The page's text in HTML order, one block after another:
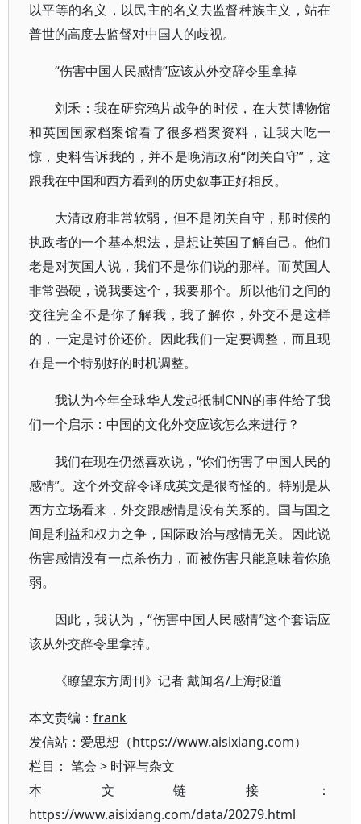
以平等的名义，以民主的名义去监督种族主义，站在
普世的高度去监督对中国人的歧视。
“伤害中国人民感情”应该从外交辞令里拿掉
刘禾：我在研究鸦片战争的时候，在大英博物馆
和英国国家档案馆看了很多档案资料，让我大吃一
惊，史料告诉我的，并不是晚清政府“闭关自守”，这
跟我在中国和西方看到的历史叙事正好相反。
大清政府非常软弱，但不是闭关自守，那时候的
执政者的一个基本想法，是想让英国了解自己。他们
老是对英国人说，我们不是你们说的那样。而英国人
非常强硬，说我要这个，我要那个。所以他们之间的
交往完全不是你了解我，我了解你，外交不是这样
的，一定是讨价还价。因此我们一定要调整，而且现
在是一个特别好的时机调整。
我认为今年全球华人发起抵制CNN的事件给了我
们一个启示：中国的文化外交应该怎么来进行？
我们在现在仍然喜欢说，“你们伤害了中国人民的
感情”。这个外交辞令译成英文是很奇怪的。特别是从
西方立场看来，外交跟感情是没有关系的。国与国之
间是利益和权力之争，国际政治与感情无关。因此说
伤害感情没有一点杀伤力，而被伤害只能意味着你脆
弱。
因此，我认为，“伤害中国人民感情”这个套话应
该从外交辞令里拿掉。
《瞭望东方周刊》记者 戴闻名/上海报道
本文责编： frank
发信站：爱思想（https://www.aisixiang.com）
栏目： 笔会 > 时评与杂文
本文链接：
https://www.aisixiang.com/data/20279.html